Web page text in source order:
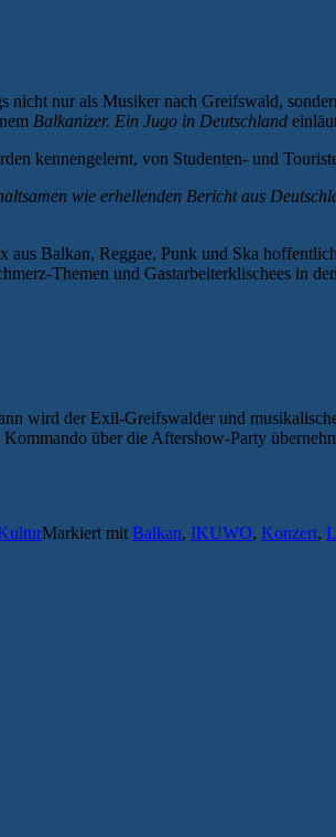
nur als Musiker nach Greifswald,
Balkanizer. Ein Jugo in Deutschland
kennengelernt, von Studenten- und
wie erhellenden Bericht aus
Balkan, Reggae, Punk und Ska
Themen und Gastarbeiterklischees in
wird der Exil-Greifswalder und
über die Aftershow-Party
Markiert mit Balkan, IKUWO, Konzert,